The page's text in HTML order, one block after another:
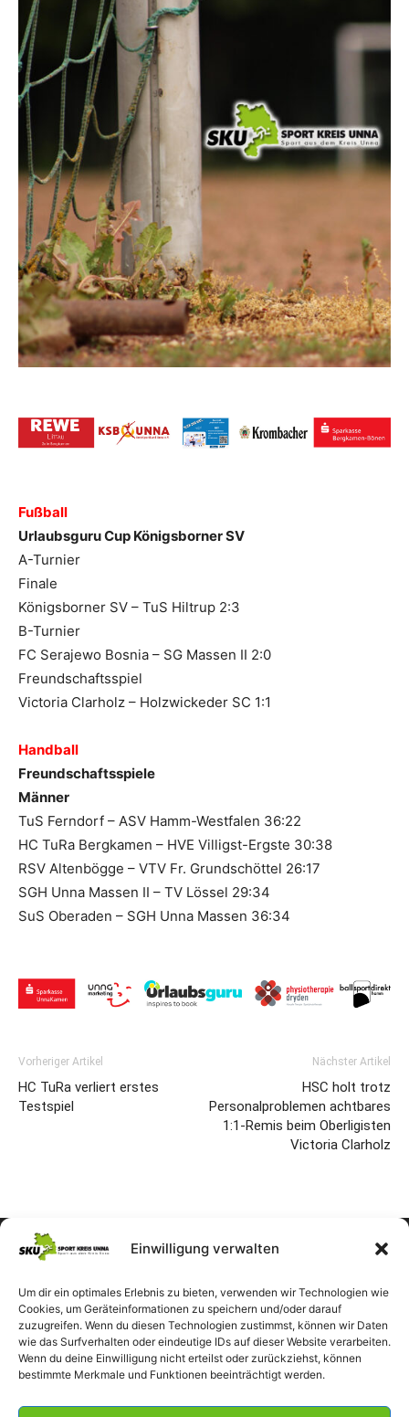
Einwilligung verwalten
Um dir ein optimales Erlebnis zu bieten, verwenden wir Technologien wie
Cookies, um Geräteinformationen zu speichern und/oder darauf
zuzugreifen. Wenn du diesen Technologien zustimmst, können wir Daten
wie das Surfverhalten oder eindeutige IDs auf dieser Website verarbeiten.
Wenn du deine Einwilligung nicht erteilst oder zurückziehst, können
bestimmte Merkmale und Funktionen beeinträchtigt werden.
Fußball
Urlaubsguru Cup Königsborner SV
A-Turnier
Finale
Königsborner SV – TuS Hiltrup 2:3
B-Turnier
FC Serajewo Bosnia – SG Massen II 2:0
Freundschaftsspiel
Victoria Clarholz – Holzwickeder SC 1:1
Handball
Freundschaftsspiele
Männer
TuS Ferndorf – ASV Hamm-Westfalen 36:22
HC TuRa Bergkamen – HVE Villigst-Ergste 30:38
RSV Altenbögge – VTV Fr. Grundschöttel 26:17
SGH Unna Massen II – TV Lössel 29:34
SuS Oberaden – SGH Unna Massen 36:34
Vorheriger Artikel
HC TuRa verliert erstes
Testspiel
Nächster Artikel
HSC holt trotz
Personalproblemen achtbares
1:1-Remis beim Oberligisten
Victoria Clarholz